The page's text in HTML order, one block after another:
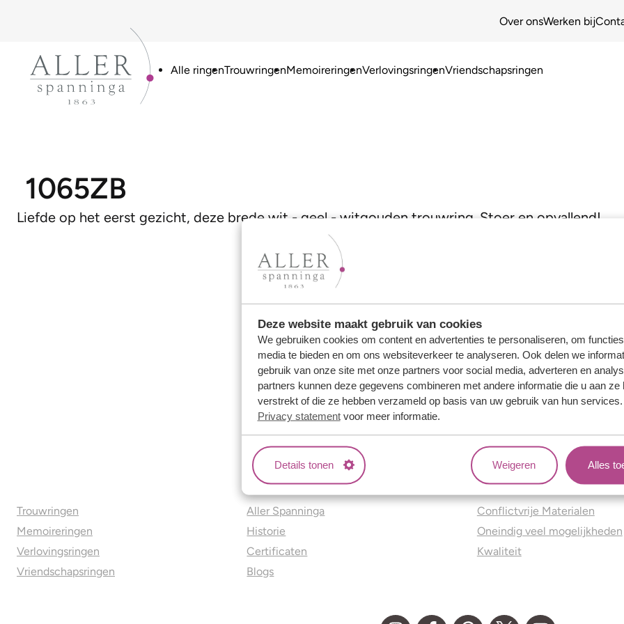
Deze website maakt gebruik van cookies
We gebruiken cookies om content en advertenties te personaliseren, om
media te bieden en om ons websiteverkeer te analyseren. Ook delen we
gebruik van onze site met onze partners voor social media, adverteren en
partners kunnen deze gegevens combineren met andere informatie die u aan ze
verstrekt of die ze hebben verzameld op basis van uw gebruik van hun
Privacy statementvoor meer informatie.
Details tonen Weigeren Alles
Over onsWerken bij
Alle ringenTrouwringenMemoireringenVerlovingsringenVriendschapsringen
1065ZB
Liefde op het eerst gezicht, deze brede wit,- geel,- witgouden trouwring. Stoer en opvallend!
Trouwringen
Memoireringen
Verlovingsringen
Vriendschapsringen
Over ons
Aller Spanninga
Historie
Certificaten
Blogs
Jouw voordelen
Conflictvrije Materialen
Oneindig veel mogelijkheden
Kwaliteit